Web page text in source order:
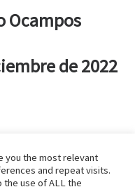
Ocampos
de 2022
los derechos reservados
you the most relevant
and repeat visits.
the use of ALL the